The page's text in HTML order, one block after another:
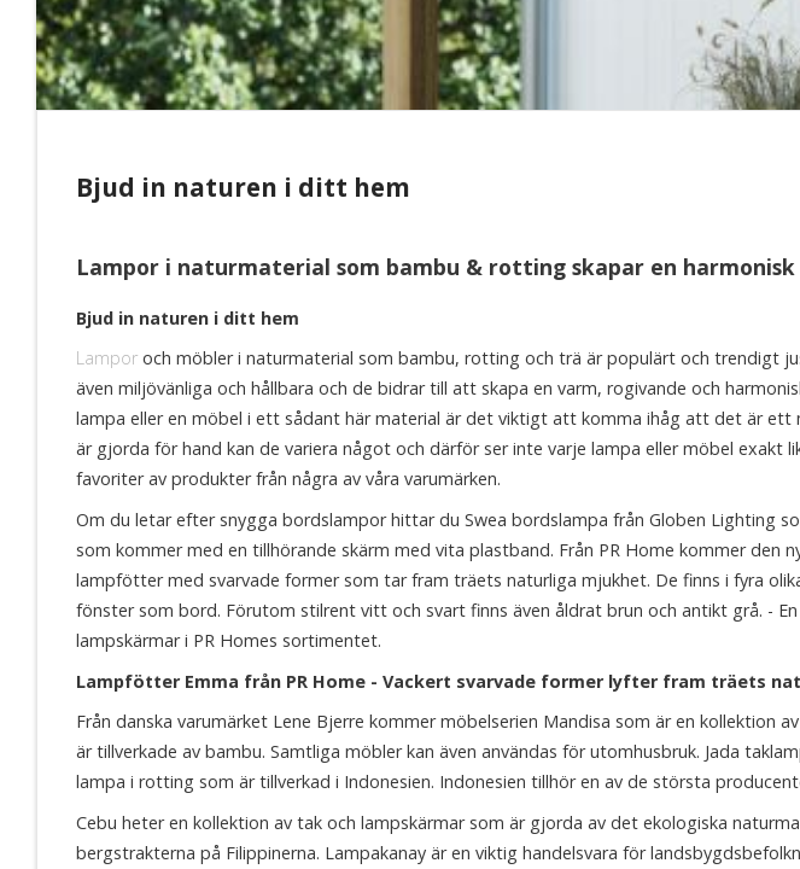
Bjud in naturen i ditt hem
Lampor i naturmaterial som bambu & rotting skapar en
Bjud in naturen i ditt hem
Lampor och möbler i naturmaterial som bambu, rotting och trä är populärt och trendigt
även miljövänliga och hållbara och de bidrar till att skapa en varm, rogivande och
lampa eller en möbel i ett sådant här material är det viktigt att komma ihåg att det är ett
är gjorda för hand kan de variera något och därför ser inte varje lampa eller möbel exakt
favoriter av produkter från några av våra varumärken.
Om du letar efter snygga bordslampor hittar du Swea bordslampa från Globen Lighting
som kommer med en tillhörande skärm med vita plastband. Från PR Home kommer den
lampfötter med svarvade former som tar fram träets naturliga mjukhet. De finns i fyra
fönster som bord. Förutom stilrent vitt och svart finns även åldrat brun och antikt grå. -
lampskärmar i PR Homes sortimentet.
Lampfötter Emma från PR Home - Vackert svarvade former lyfter fram träets
Från danska varumärket Lene Bjerre kommer möbelserien Mandisa som är en kollektion
är tillverkade av bambu. Samtliga möbler kan även användas för utomhusbruk. Jada
lampa i rotting som är tillverkad i Indonesien. Indonesien tillhör en av de största
Cebu heter en kollektion av tak och lampskärmar som är gjorda av det ekologiska
bergstrakterna på Filippinerna. Lampakanay är en viktig handelsvara för